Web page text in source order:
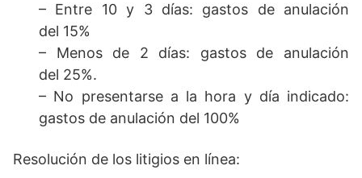
– Entre 10 y 3 días: gastos de anulación
del 15%
– Menos de 2 días: gastos de anulación
del 25%.
– No presentarse a la hora y día indicado:
gastos de anulación del 100%
Resolución de los litigios en línea: